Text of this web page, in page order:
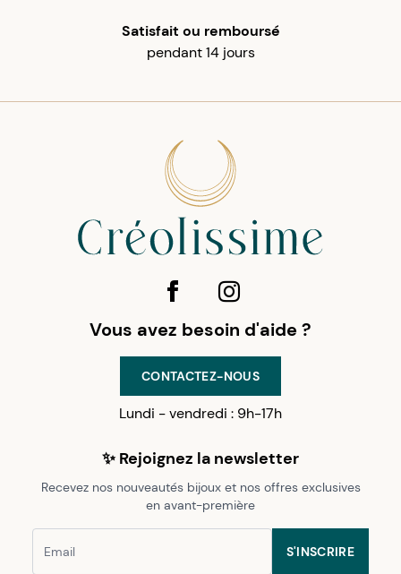
Satisfait ou remboursé
pendant 14 jours
Vous avez besoin d'aide ?
CONTACTEZ-NOUS
Lundi - vendredi : 9h-17h
✨ Rejoignez la newsletter
Recevez nos nouveautés bijoux et nos offres exclusives
en avant-première
S'INSCRIRE